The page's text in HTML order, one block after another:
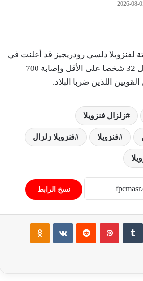
2026-08-
لفنزويلا دلسي رودريجيز قد أعلنت في
وقت سابق اليوم مقتل 32 شخصا على الأقل وإصابة 700
اللذين ضربا البلاد.
زلزال فنزويلا
فنزويلا فنزويلا زلزال
نسخ الرابط
لينكدإن بينتيريست